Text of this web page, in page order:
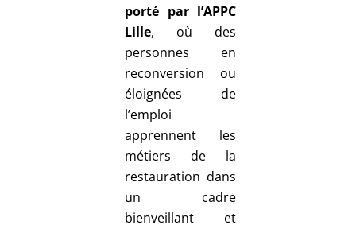
porté par l’APPC
Lille, où des
personnes en
reconversion ou
éloignées de
l’emploi
apprennent les
métiersde la
restauration dans
un cadre
bienveillant et